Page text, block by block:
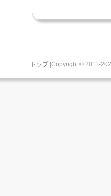
トップ|Copyright © 2011-